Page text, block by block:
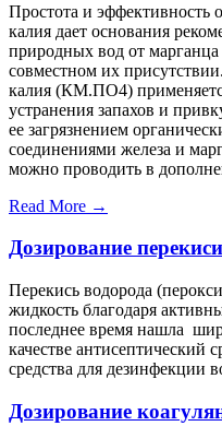
Простота и эффективность
калия дает основания
природных вод от
совместном их
калия (КМ.ПО4)
устранения запахов и
ее загрязнением
соединениями железа и
можно проводить в
Read More →
Дозирование
Перекись водорода
жидкость благодаря
последнее время нашла
качестве антисептический
средства для дезинфекции
Дозирование